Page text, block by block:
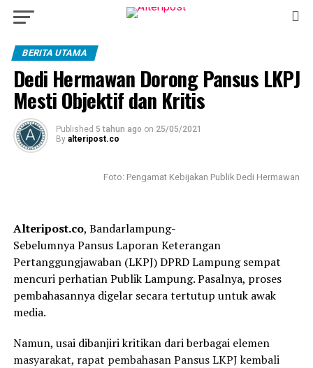
BERITA UTAMA
Dedi Hermawan Dorong Pansus LKPJ
Mesti Objektif dan Kritis
Published 5 tahun ago on 25/05/2021
By alteripost.co
Foto: Pengamat Kebijakan Publik Dedi Hermawan
Alteripost.co, Bandarlampung-
Sebelumnya Pansus Laporan Keterangan
Pertanggungjawaban (LKPJ) DPRD Lampung sempat
mencuri perhatian Publik Lampung. Pasalnya, proses
pembahasannya digelar secara tertutup untuk awak
media.
Namun, usai dibanjiri kritikan dari berbagai elemen
masyarakat, rapat pembahasan Pansus LKPJ kembali